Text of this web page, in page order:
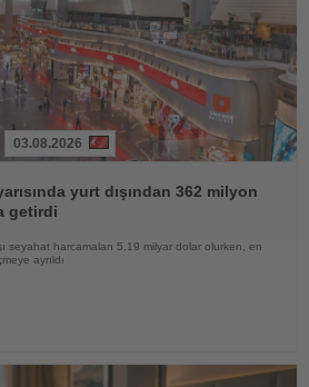
03.08.2026
yurt dışından 362 milyon
getirdi
seyahat harcamaları 5,19 milyar dolar olurken, en
ayrıldı